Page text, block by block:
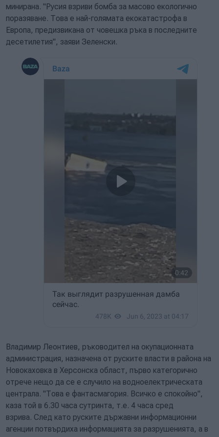
минирана. "Русия взриви бомба за масово екологично
поразяване. Това е най-голямата екокатастрофа в
Европа, предизвикана от човешка ръка в последните
десетилетия", заяви Зеленски.
Владимир Леонтиев, ръководител на окупационната
администрация, назначена от руските власти в района на
Новокаховка в Херсонска област, първо категорично
отрече нещо да се е случило на водноелектрическата
централа. "Това е фантасмагория. Всичко е спокойно",
каза той в 6.30 часа сутринта, т.е. 4 часа сред
взрива. След като руските държавни информационни
агенции потвърдиха информацията за разрушенията, а в